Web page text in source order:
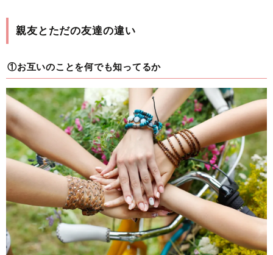
親友とただの友達の違い
①お互いのことを何でも知ってるか